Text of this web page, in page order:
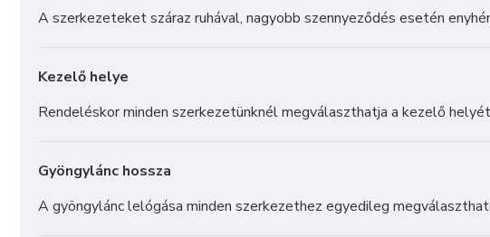
A szerkezeteket száraz ruhával, nagyobb szennyeződés esetén
Kezelő helye
Rendeléskor minden szerkezetünknél megválaszthatja a kezelő
Gyöngylánc hossza
A gyöngylánc lelógása minden szerkezethez egyedileg